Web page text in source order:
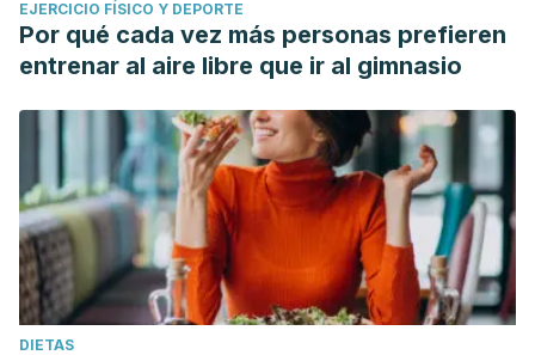
EJERCICIO FÍSICO Y DEPORTE
Por qué cada vez más personas prefieren
entrenar al aire libre que ir al gimnasio
DIETAS